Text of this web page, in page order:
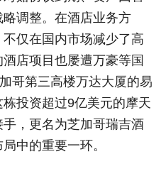
调整。在酒店业务方
仅在国内市场减少了高
店项目也屡遭万豪等国
哥第三高楼万达大厦的易
投资超过9亿美元的摩天
，更名为芝加哥瑞吉酒
中的重要一环。